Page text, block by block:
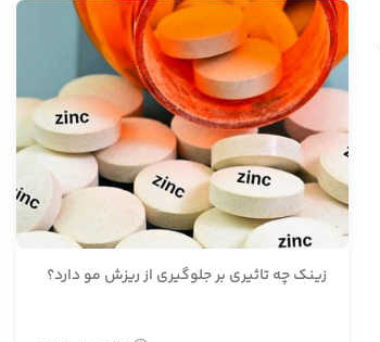
زینک چه تاثیری بر جلوگیری از ریزش مو دارد؟